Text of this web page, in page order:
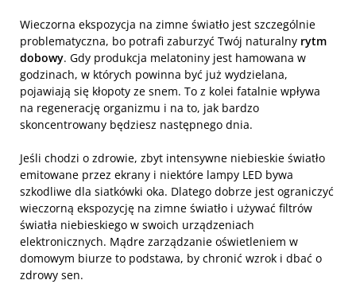
Wieczorna ekspozycja na zimne światło jest szczególnie
problematyczna, bo potrafi zaburzyć Twój naturalny rytm
dobowy. Gdy produkcja melatoniny jest hamowana w
godzinach, w których powinna być już wydzielana,
pojawiają się kłopoty ze snem. To z kolei fatalnie wpływa
na regenerację organizmu i na to, jak bardzo
skoncentrowany będziesz następnego dnia.
Jeśli chodzi o zdrowie, zbyt intensywne niebieskie światło
emitowane przez ekrany i niektóre lampy LED bywa
szkodliwe dla siatkówki oka. Dlatego dobrze jest ograniczyć
wieczorną ekspozycję na zimne światło i używać filtrów
światła niebieskiego w swoich urządzeniach
elektronicznych. Mądre zarządzanie oświetleniem w
domowym biurze to podstawa, by chronić wzrok i dbać o
zdrowy sen.